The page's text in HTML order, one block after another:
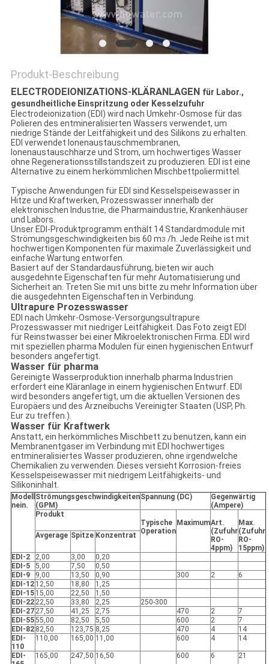
Produkt-Beschreibung
ELECTRODEIONIZATIONS-KLÄRANLAGEN für Labor.,
gesundheitliche Einspritzung oder Kesselzufuhr
Electrodeionization (EDI) wird nach Umkehr-Osmose für das
Polieren des entmineralisierten Wassers verwendet, um
niedrige Stände der Leitfähigkeit und des Silikons zu erhalten.
EDI verwendet Ionenaustauschmembranen,
Ionenaustauschharze und Strom, um hochwertiges Wasser
ohne Regenerationsstillstandszeit zu produzieren. EDI ist eine
Alternative zu einem herkömmlichen Mischbettpoliermittel.
Typische Anwendungen für EDI sind Kesselspeisewasser in
Hitze und Kraftwerken, Prozesswasser innerhalb der
elektronischen Industrie, die Pharmaindustrie, Krankenhäuser
und Labors.
Unser EDI-Produktprogramm enthält 14 Standardmodule mit
Strömungsgeschwindigkeiten bis 60 m3 /h. Jede Reihe ist mit
hochwertigen Komponenten für maximale Zuverlässigkeit und
einfache Wartung entworfen.
Basiert auf der Standardausführung, bieten wir auch
ausgedehnte Eigenschaften für mehr Automatisierung und
Sicherheit an. Treten Sie mit uns bitte zu mehr Information über
die ausgedehnten Eigenschaften in Verbindung.
Ultrapure Prozesswasser
EDI nach Umkehr-Osmose-Versorgungsultrapure
Prozesswasser mit niedriger Leitfähigkeit. Das Foto zeigt EDI
für Reinstwasser bei einer Mikroelektronischen Firma. EDI wird
mit speziellen pharma Modulen für einen hygienischen Entwurf
besonders angefertigt.
Wasser für pharma
Gereinigte Wasserproduktion innerhalb pharma Industrien
erfordert eine Kläranlage in einem hygienischen Entwurf. EDI
wird besonders angefertigt, um die aktuellen Versionen des
Europäers und des Arzneibuchs Vereinigter Staaten (USP, Ph.
Eur zu treffen.).
Wasser für Kraftwerk
Anstatt, ein herkömmliches Mischbett zu benutzen, kann ein
Membranentgaser im Verbindung mit EDI hochwertiges
entmineralisiertes Wasser produzieren, ohne irgendwelche
Chemikalien zu verwenden. Dieses versieht Korrosion-freies
Kesselspeisewasser mit niedrigem Leitfähigkeits- und
Silikoninhalt.
Modell
nein.
Strömungsgeschwindigkeiten
(GPM)
Spannung (DC)
Gegenwärtig
(Ampere)
Produkt
Typische
Operation
MaximumArt.
(Zufuhr
RO-
4ppm)
Max.
(Zufuhr
RO-
15ppm)
Avgerage Spitze Konzentrat
EDI-2 2,00 3,00
0,20
EDI-5
5,00 7,50
0,50
EDI-9
9,00 13,50 0,90 300 2
6
EDI-12 12,50 18,80
1,25
EDI-15 15,00 22,50
1,50
EDI-22 22,50 33,80 2,25
250-300
EDI-27 27,50 41,25 2,75 470 2
7
EDI-5555,00 82,50 5,50 600 2
7
EDI-82 82,50 123,75 8,25 470 4
14
EDI-
110
110,00 165,00 11,00 600 4 14
EDI-
165,00 247,50 16,50 600 6 21